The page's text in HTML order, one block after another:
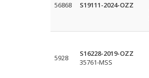
56868 S19111-2024-OZZ
5928
S16228-2019-OZZ
35761-MSS